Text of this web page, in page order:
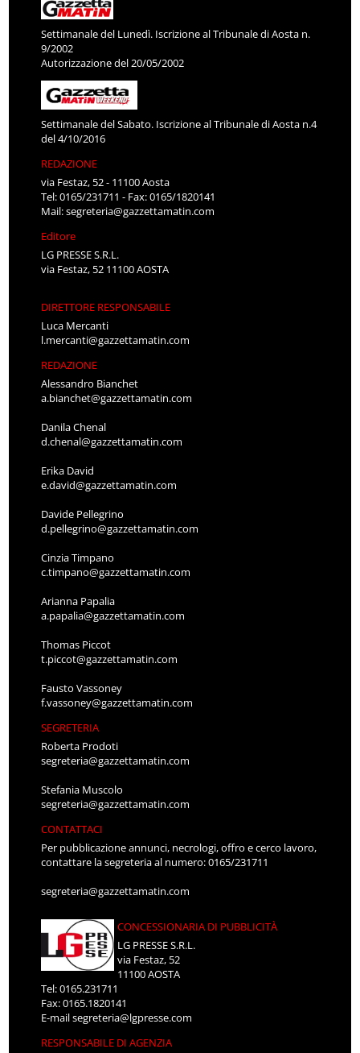
Settimanale del Lunedì. Iscrizione al Tribunale di Aosta n.
9/2002
Autorizzazione del 20/05/2002
Settimanale del Sabato. Iscrizione al Tribunale di Aosta n.4
del 4/10/2016
REDAZIONE
via Festaz, 52 - 11100 Aosta
Tel: 0165/231711 - Fax: 0165/1820141
Mail:segreteria@gazzettamatin.com
Editore
LG PRESSE S.R.L.
via Festaz, 52 11100 AOSTA
DIRETTORE RESPONSABILE
Luca Mercanti
l.mercanti@gazzettamatin.com
REDAZIONE
Alessandro Bianchet
a.bianchet@gazzettamatin.com
Danila Chenal
d.chenal@gazzettamatin.com
Erika David
e.david@gazzettamatin.com
Davide Pellegrino
d.pellegrino@gazzettamatin.com
Cinzia Timpano
c.timpano@gazzettamatin.com
Arianna Papalia
a.papalia@gazzettamatin.com
Thomas Piccot
t.piccot@gazzettamatin.com
Fausto Vassoney
f.vassoney@gazzettamatin.com
SEGRETERIA
Roberta Prodoti
segreteria@gazzettamatin.com
Stefania Muscolo
segreteria@gazzettamatin.com
CONTATTACI
Per pubblicazione annunci, necrologi, offro e cerco lavoro,
contattare la segreteria al numero: 0165/231711
segreteria@gazzettamatin.com
CONCESSIONARIA DI PUBBLICITÀ
LG PRESSE S.R.L.
via Festaz, 52
11100 AOSTA
Tel: 0165.231711
Fax: 0165.1820141
E-mailsegreteria@lgpresse.com
RESPONSABILE DI AGENZIA